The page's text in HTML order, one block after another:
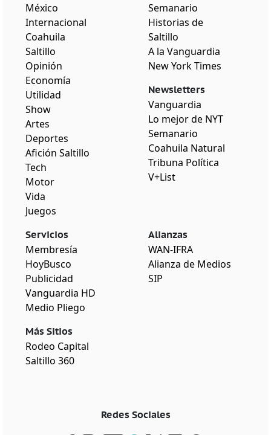
México
Internacional
Coahuila
Saltillo
Opinión
Economía
Utilidad
Show
Artes
Deportes
Afición Saltillo
Tech
Motor
Vida
Juegos
Semanario
Historias de
Saltillo
A la Vanguardia
New York Times
Newsletters
Vanguardia
Lo mejor de NYT
Semanario
Coahuila Natural
Tribuna Política
V+List
Servicios
Membresía
HoyBusco
Publicidad
Vanguardia HD
Medio Pliego
Más Sitios
Rodeo Capital
Saltillo 360
Alianzas
WAN-IFRA
Alianza de Medios
SIP
Redes Sociales